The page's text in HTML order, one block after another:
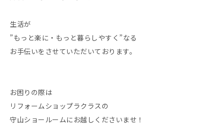
生活が
”もっと楽に・もっと暮らしやすく”なる
お手伝いをさせていただいております。
お困りの際は
リフォームショップラクラスの
守山ショールームにお越しくださいませ！